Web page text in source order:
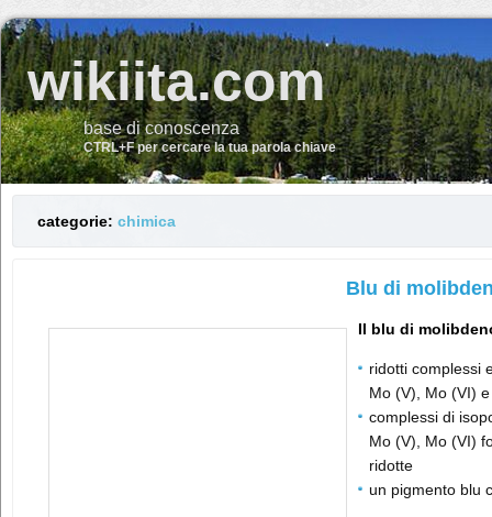
wikiita.com
base di conoscenza
CTRL+F per cercare la tua parola chiave
categorie: chimica
Blu di
Il blu di
ridotti complessi
Mo (V), Mo (VI)
complessi di
Mo (V), Mo (VI)
ridotte
un pigmento blu